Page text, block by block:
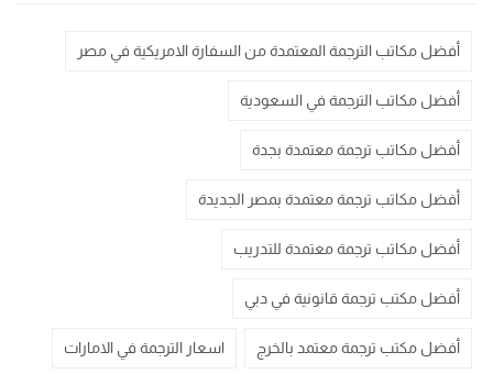
أفضل مكاتب الترجمة المعتمدة من السفارة الامريكية في مصر
أفضل مكاتب الترجمة في السعودية
أفضل مكاتب ترجمة معتمدة بجدة
أفضل مكاتب ترجمة معتمدة بمصر الجديدة
أفضل مكاتب ترجمة معتمدة للتدريب
أفضل مكتب ترجمة قانونية في دبي
أفضل مكتب ترجمة معتمد بالخرج اسعار الترجمة في الامارات